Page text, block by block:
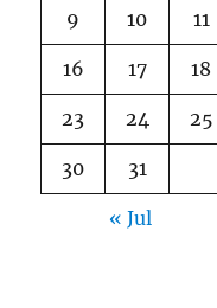
9 10 11
16 17 18
23 24 25
30 31
« Jul